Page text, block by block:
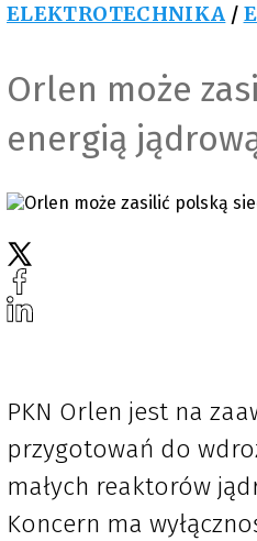
ELEKTROTECHNIKA /
Orlen może
energią
PKN Orlen jest na
przygotowań do
małych reaktorów
Koncern ma